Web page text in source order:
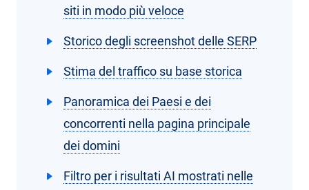
siti in modo più veloce
Storico degli screenshot delle SERP
Stima del traffico su base storica
Panoramica dei Paesi e dei
concorrenti nella pagina principale
dei domini
Filtro per i risultati AI mostrati nelle